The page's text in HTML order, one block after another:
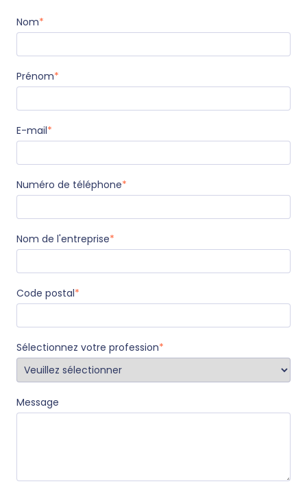
Nom*
Prénom*
E-mail*
Numéro de téléphone*
Nom de l'entreprise*
Code postal*
Sélectionnez votre profession*
Message